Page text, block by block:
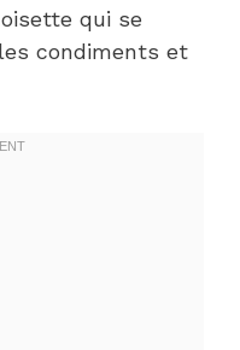
qui se
condiments et